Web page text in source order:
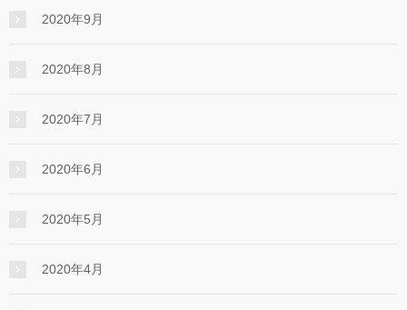
2020年9月
2020年8月
2020年7月
2020年6月
2020年5月
2020年4月